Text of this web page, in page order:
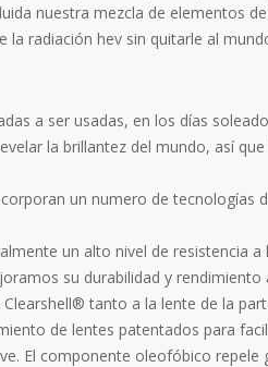
nuestra mezcla de elementos
la radiación hev sin quitarle al
a ser usadas, en los días
la brillantez del mundo, así
un numero de tecnologías
un alto nivel de resistencia
su durabilidad y
tanto a la lente de la
de lentes patentados para
El componente oleofóbico